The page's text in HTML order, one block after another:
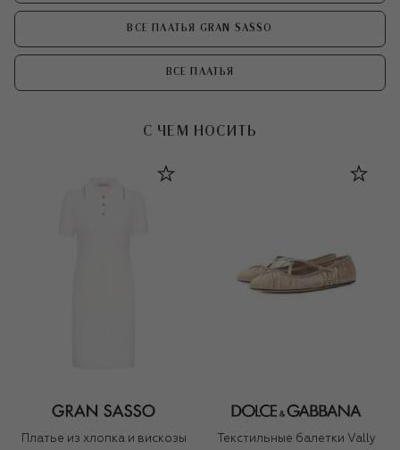
ВСЕ ПЛАТЬЯ GRAN SASSO
ВСЕ ПЛАТЬЯ
С ЧЕМ НОСИТЬ
Платье из хлопка и вискозы
Текстильные балетки Vally